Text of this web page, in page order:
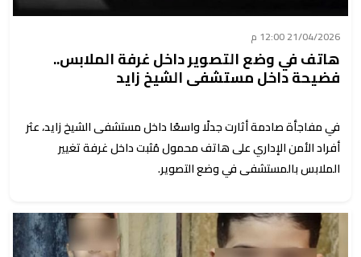
21/04/2026 12:00 م
هاتف في وضع التصوير داخل غرفة الملابس..
فضيحة داخل مستشفى الشيخ زايد
في مفاجأة صادمة أثارت جدلًا واسعًا داخل مستشفى الشيخ زايد، عثر
أفراد الأمن الإداري على هاتف محمول مُثبت داخل غرفة تغيير
الملابس بالمستشفى في وضع التصوير.